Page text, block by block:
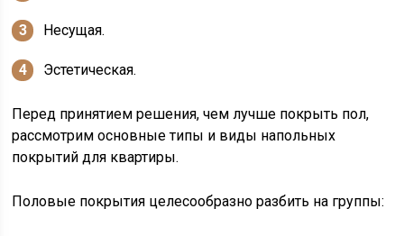
Несущая.
Эстетическая.
Перед принятием решения, чем лучше покрыть пол,
рассмотрим основные типы и виды напольных
покрытий для квартиры.
Половые покрытия целесообразно разбить на группы: